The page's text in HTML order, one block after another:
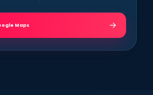
Maps